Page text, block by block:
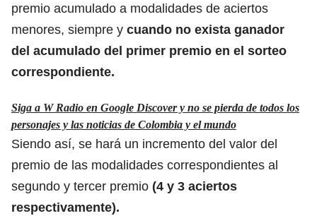
premio acumulado a modalidades de aciertos
menores, siempre y cuando no exista ganador
del acumulado del primer premio en el sorteo
correspondiente.
Siga a W Radio en Google Discover y no se pierda de todos los
personajes y las noticias de Colombia y el mundo
Siendo así, se hará un incremento del valor del
premio de las modalidades correspondientes al
segundo y tercer premio (4 y 3 aciertos
respectivamente).